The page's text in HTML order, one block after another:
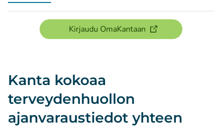
Kirjaudu OmaKantaan(avautuu uuteen
Kanta kokoaa
terveydenhuollon
ajanvaraustiedot yhteen